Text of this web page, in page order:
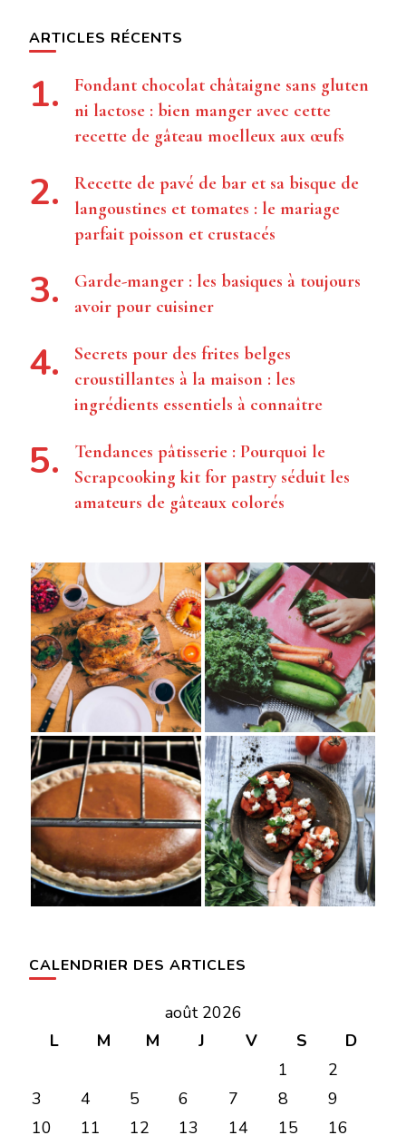
ARTICLES RÉCENTS
Fondant chocolat châtaigne sans gluten
ni lactose : bien manger avec cette
recette de gâteau moelleux aux œufs
Recette de pavé de bar et sa bisque de
langoustines et tomates : le mariage
parfait poisson et crustacés
Garde-manger : les basiques à toujours
avoir pour cuisiner
Secrets pour des frites belges
croustillantes à la maison : les
ingrédients essentiels à connaître
Tendances pâtisserie : Pourquoi le
Scrapcooking kit for pastry séduit les
amateurs de gâteaux colorés
CALENDRIER DES ARTICLES
août 2026
L
M M J V S
D
1
2
3
4 5 6 7 8
9
10
11 12 13 14 15
16